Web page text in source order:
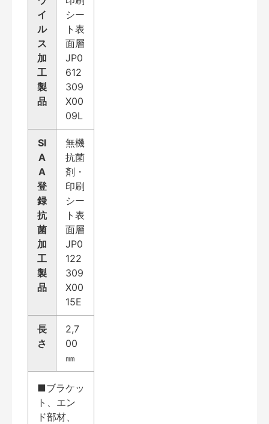
イ
ル
ス
加
工
製
品
シー
ト表
面層
JP0
612
309
X00
09L
SI
A
A
登
録
抗
菌
加
工
製
品
無機
抗菌
剤・
印刷
シー
ト表
面層
JP0
122
309
X00
15E
長
さ
2,7
00
㎜
■ブラケッ
ト、エン
ド部材、